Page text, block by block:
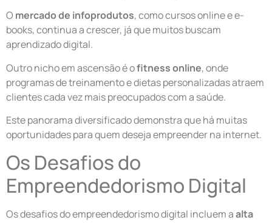
O mercado de infoprodutos, como cursos online e e-
books, continua a crescer, já que muitos buscam
aprendizado digital.
Outro nicho em ascensão é ofitness online, onde
programas de treinamento e dietas personalizadas atraem
clientes cada vez mais preocupados com a saúde.
Este panorama diversificado demonstra que há muitas
oportunidades para quem deseja empreender na internet.
Os Desafios do
Empreendedorismo Digital
Os desafios do empreendedorismo digital incluem aalta